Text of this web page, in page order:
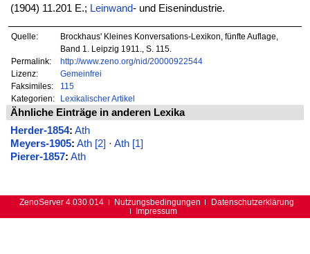
(1904) 11.201 E.; Leinwand- und Eisenindustrie.
Quelle:
Brockhaus' Kleines Konversations-Lexikon, fünfte Auflage,
Band 1. Leipzig 1911., S. 115.
Permalink:
http://www.zeno.org/nid/20000922544
Lizenz:
Gemeinfrei
Faksimiles:
115
Kategorien:
Lexikalischer Artikel
Ähnliche Einträge in anderen Lexika
Herder-1854: Ath
Meyers-1905: Ath [2] · Ath [1]
Pierer-1857: Ath
ZenoServer 4.030.014 Nutzungsbedingungen
Datenschutzerklärung
Impressum